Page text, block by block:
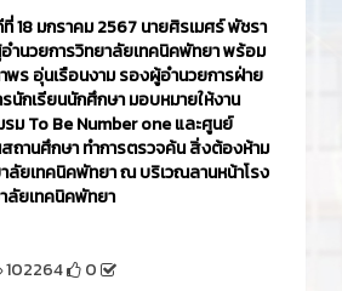
18 มกราคม 2567 นายศิรเมศร์ พัชรา
นวยการวิทยาลัยเทคนิคพัทยา พร้อม
พร อุ่นเรือนงาม รองผู้อำนวยการฝ่าย
กเรียนนักศึกษา มอบหมายให้งาน
ม To Be Number one และศูนย์
ถานศึกษา ทำการตรวจค้น สิ่งต้องห้าม
ลัยเทคนิคพัทยา ณ บริเวณลานหน้าโรง
ลัยเทคนิคพัทยา
102264 0